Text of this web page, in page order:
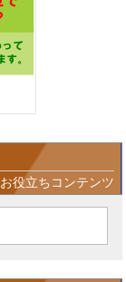
お役立ちコンテンツ